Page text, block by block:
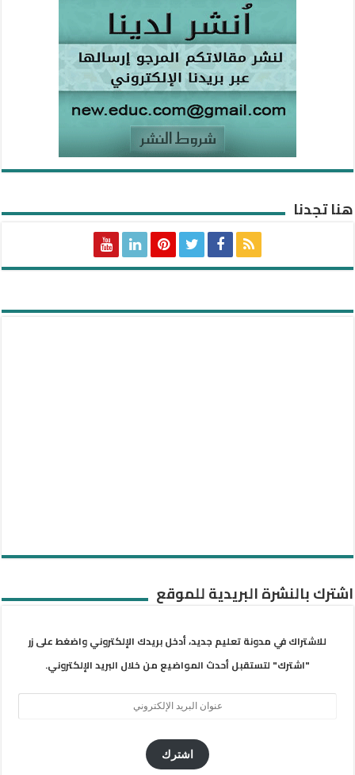
هنا تجدنا
اشترك بالنشرة البريدية للموقع
للاشتراك في مدونة تعليم جديد، أدخل بريدك الإلكتروني واضغط على زر
"اشترك" لتستقبل أحدث المواضيع من خلال البريد الإلكتروني.
اشترك